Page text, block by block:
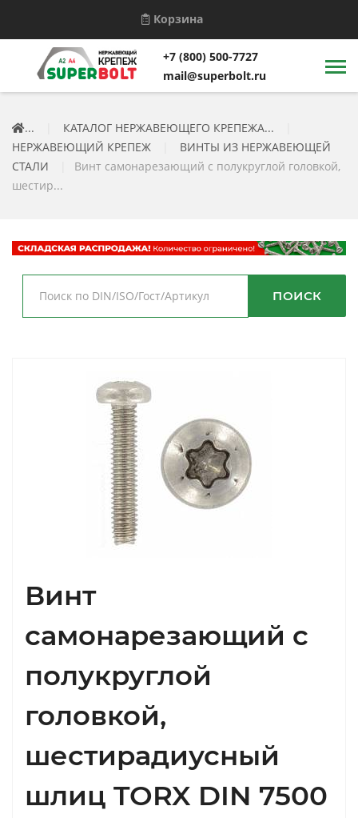
Корзина
+7 (800) 500-7727
mail@superbolt.ru
... КАТАЛОГ НЕРЖАВЕЮЩЕГО КРЕПЕЖА...
НЕРЖАВЕЮЩИЙ КРЕПЕЖ
ВИНТЫ ИЗ НЕРЖАВЕЮЩЕЙ
СТАЛИ
Винт самонарезающий с полукруглой головкой,
шестир...
ПОИСК
Винт
самонарезающий с
полукруглой
головкой,
шестирадиусный
шлиц TORX DIN 7500